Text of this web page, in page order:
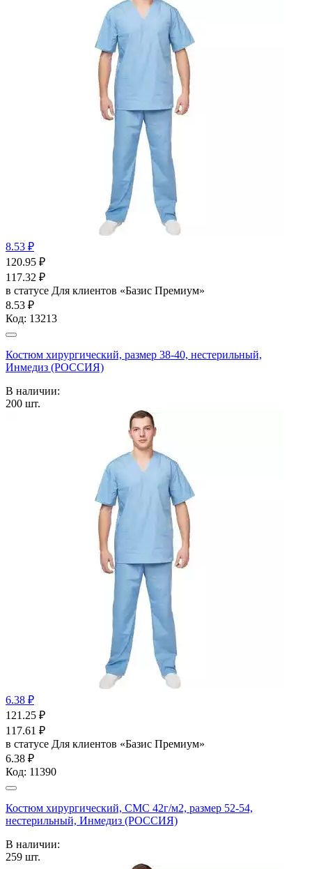
8.53 ₽
120.95 ₽
117.32 ₽
в статусе Для клиентов «Базис Премиум»
8.53 ₽
Код: 13213
Костюм хирургический, размер 38-40, нестерильный,
Инмедиз (РОССИЯ)
В наличии:
200 шт.
6.38 ₽
121.25 ₽
117.61 ₽
в статусе Для клиентов «Базис Премиум»
6.38 ₽
Код: 11390
Костюм хирургический, СМС 42г/м2, размер 52-54,
нестерильный, Инмедиз (РОССИЯ)
В наличии:
259 шт.